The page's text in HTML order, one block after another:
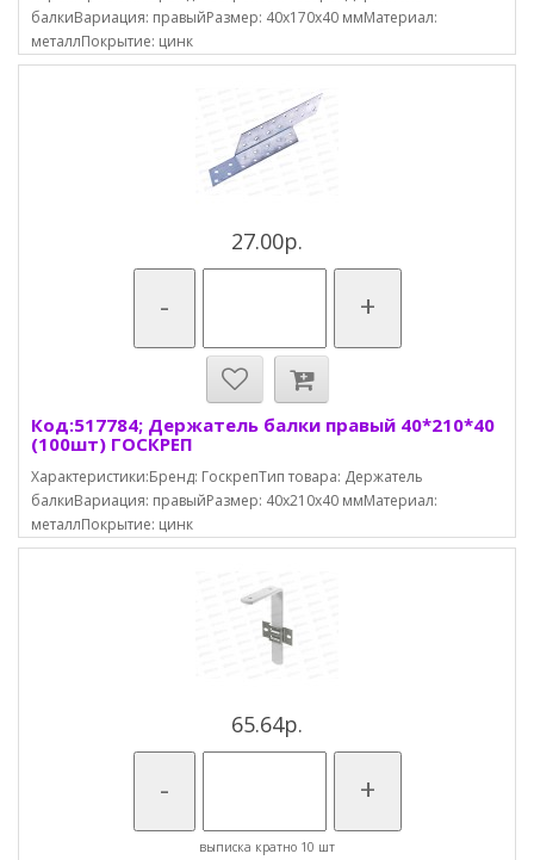
балкиВариация: правыйРазмер: 40х170х40 ммМатериал:
металлПокрытие: цинк
27.00р.
- +
Код:517784; Держатель балки правый 40*210*40
(100шт) ГОСКРЕП
Характеристики:Бренд: ГоскрепТип товара: Держатель
балкиВариация: правыйРазмер: 40х210х40 ммМатериал:
металлПокрытие: цинк
65.64р.
- +
выписка кратно 10 шт